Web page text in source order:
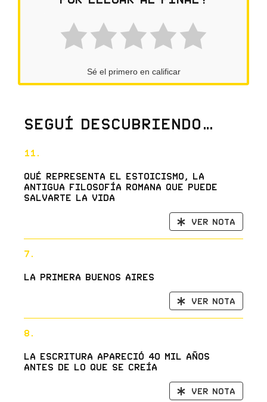
Sé el primero en calificar
Seguí descubriendo…
11.
Qué representa el estoicismo, la
antigua filosofía romana que puede
salvarte la vida
Ver nota
7.
La primera Buenos Aires
Ver nota
8.
La escritura apareció 40 mil años
antes de lo que se creía
Ver nota